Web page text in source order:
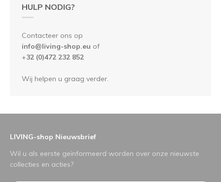
HULP NODIG?
Contacteer ons op
info@living-shop.eu of
+32 (0)472 232 852
Wij helpen u graag verder.
LIVING-shop Nieuwsbrief
Wil u als eerste geïnformeerd worden over onze nieuwste
collecties en acties?